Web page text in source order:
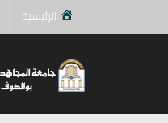
الرئيسية